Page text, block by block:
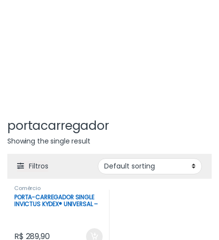
portacarregador
Showing the single result
Filtros
Comércio
PORTA-CARREGADOR SINGLE
INVICTUS KYDEX® UNIVERSAL –
R$ 289,90